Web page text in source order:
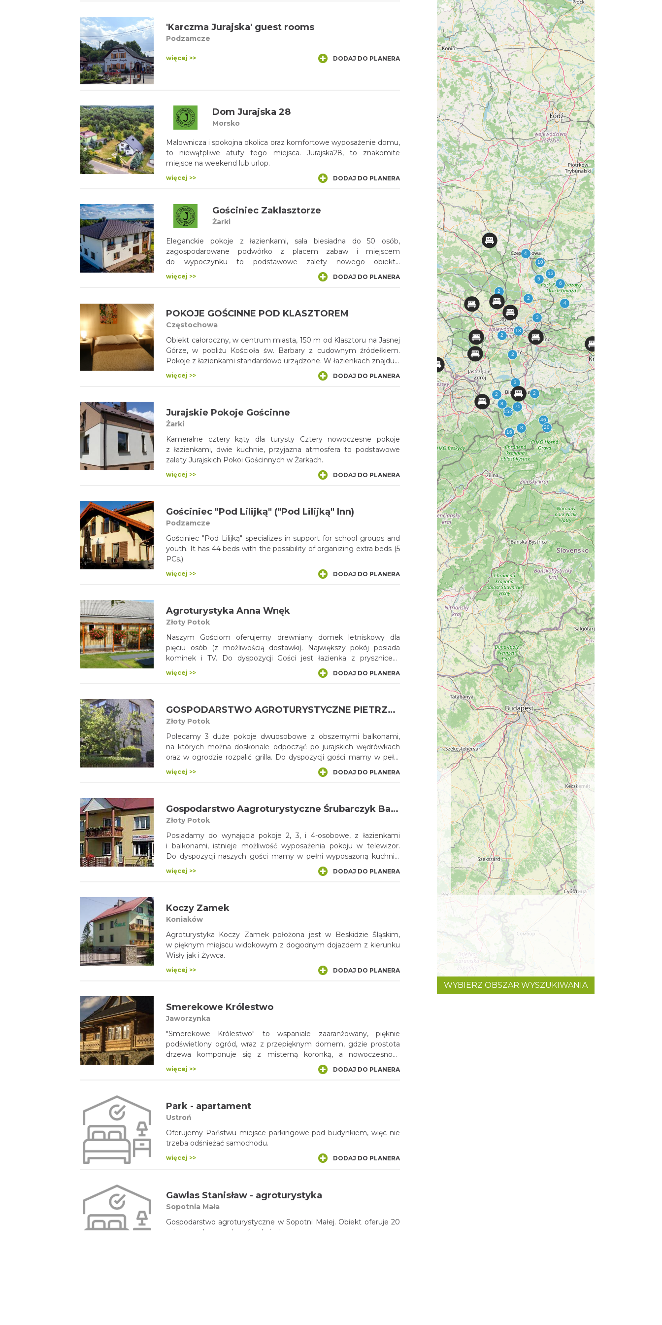
'Karczma Jurajska' guest rooms
Podzamcze
więcej >> DODAJ DO PLANERA
Dom Jurajska 28
Morsko
Malownicza i spokojna okolica oraz komfortowe wyposażenie domu,
to niewątpliwe atuty tego miejsca. Jurajska28, to znakomite
miejsce na weekend lub urlop.
więcej >> DODAJ DO PLANERA
Gościniec Zaklasztorze
Żarki
Eleganckie pokoje z łazienkami, sala biesiadna do 50 osób,
zagospodarowane podwórko z placem zabaw i miejscem
do wypoczynku to podstawowe zalety nowego obiektu
noclegowego Gościniec Zaklasztorze w jurajskiej Gminie Żarki.
więcej >> DODAJ DO PLANERA
POKOJE GOŚCINNE POD KLASZTOREM
Częstochowa
Obiekt całoroczny, w centrum miasta, 150 m od Klasztoru na Jasnej
Górze, w pobliżu Kościoła św. Barbary z cudownym źródełkiem.
Pokoje z łazienkami standardowo urządzone. W łazienkach znajdują
się podajniki na piankę do rąk oraz na szampon i żel do kąpieli,
bezpłatne WiFi, wentylatory i grzejniki /opcjonalnie/, klimatyzacja
więcej >> DODAJ DO PLANERA
Jurajskie Pokoje Gościnne
Żarki
Kameralne cztery kąty dla turysty Cztery nowoczesne pokoje
z łazienkami, dwie kuchnie, przyjazna atmosfera to podstawowe
zalety Jurajskich Pokoi Gościnnych w Żarkach.
więcej >> DODAJ DO PLANERA
Gościniec "Pod Lilijką" ("Pod Lilijką" Inn)
Podzamcze
Gościniec "Pod Lilijką" specializes in support for school groups and
youth. It has 44 beds with the possibility of organizing extra beds (5
PCs.)
więcej >> DODAJ DO PLANERA
Agroturystyka Anna Wnęk
Złoty Potok
Naszym Gościom oferujemy drewniany domek letniskowy dla
pięciu osób (z możliwością dostawki). Największy pokój posiada
kominek i TV. Do dyspozycji Gości jest łazienka z prysznicem
i w pełni wyposażony aneks kuchenny. Przed domkiem zadaszony
taras, na podwórku zadaszona altana porośnięta winoroślą
więcej >> DODAJ DO PLANERA
GOSPODARSTWO AGROTURYSTYCZNE PIETRZAK BARBARA
Złoty Potok
Polecamy 3 duże pokoje dwuosobowe z obszernymi balkonami,
na których można doskonale odpocząć po jurajskich wędrówkach
oraz w ogrodzie rozpalić grilla. Do dyspozycji gości mamy w pełni
wyposażona łazienkę, a także kuchnię. W każdym pokoju znajduje
się aneks kuchenny gdzie można przygotować posiłki.
więcej >> DODAJ DO PLANERA
Gospodarstwo Aagroturystyczne Śrubarczyk Barbara i Waldemar
Złoty Potok
Posiadamy do wynajęcia pokoje 2, 3, i 4-osobowe, z łazienkami
i balkonami, istnieje możliwość wyposażenia pokoju w telewizor.
Do dyspozycji naszych gości mamy w pełni wyposażoną kuchnię,
gdzie można przygotowywać sobie posiłki.
więcej >> DODAJ DO PLANERA
Koczy Zamek
Koniaków
Agroturystyka Koczy Zamek położona jest w Beskidzie Śląskim,
w pięknym miejscu widokowym z dogodnym dojazdem z kierunku
Wisły jak i Żywca.
więcej >> DODAJ DO PLANERA
Smerekowe Królestwo
Jaworzynka
"Smerekowe Królestwo" to wspaniale zaaranżowany, pięknie
podświetlony ogród, wraz z przepięknym domem, gdzie prostota
drzewa komponuje się z misterną koronką, a nowoczesność
z tradycją, gdzie sztuka idzie w parze z funkcjonalnością. Zakochasz
się w nim od pierwszego wejrzenia.
więcej >> DODAJ DO PLANERA
Park - apartament
Ustroń
Oferujemy Państwu miejsce parkingowe pod budynkiem, więc nie
trzeba odśnieżać samochodu.
więcej >> DODAJ DO PLANERA
Gawlas Stanisław - agroturystyka
Sopotnia Mała
Gospodarstwo agroturystyczne w Sopotni Małej. Obiekt oferuje 20
miejsc noclegowych w 4 pokojach.
WYBIERZ OBSZAR WYSZUKIWANIA